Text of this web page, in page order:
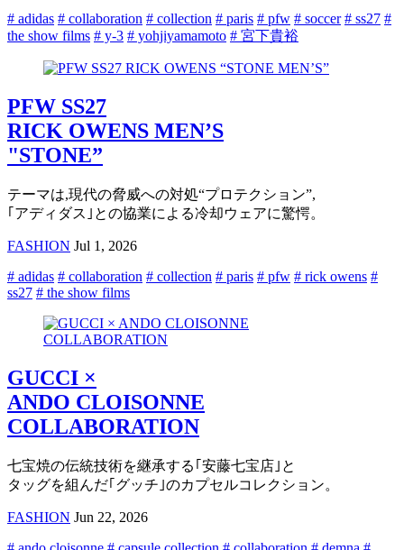
# adidas # collaboration # collection # paris # pfw # soccer # ss27 #
the show films # y-3 # yohjiyamamoto # 宮下貴裕
PFW SS27
RICK OWENS MEN’S
"STONE”
テーマは,現代の脅威への対処“プロテクション”,
｢アディダス｣との協業による冷却ウェアに驚愕。
FASHION Jul 1, 2026
# adidas # collaboration # collection # paris # pfw # rick owens #
ss27 # the show films
GUCCI ×
ANDO CLOISONNE
COLLABORATION
七宝焼の伝統技術を継承する｢安藤七宝店｣と
タッグを組んだ｢グッチ｣のカプセルコレクション。
FASHION Jun 22, 2026